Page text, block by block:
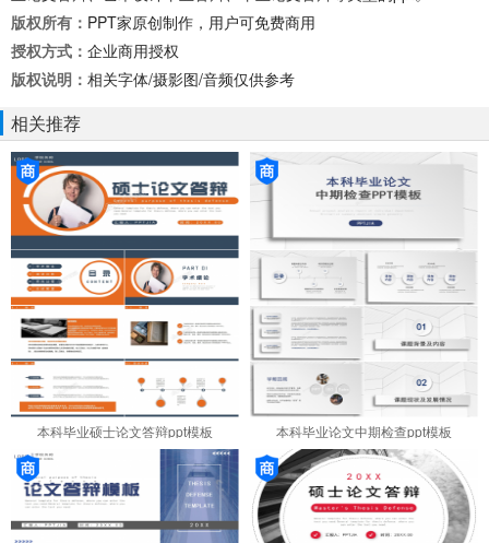
版权所有： PPT家原创制作，用户可免费商用
授权方式： 企业商用授权
版权说明： 相关字体/摄影图/音频仅供参考
相关推荐
本科毕业硕士论文答辩ppt模板 本科毕业论文中期检查ppt模板